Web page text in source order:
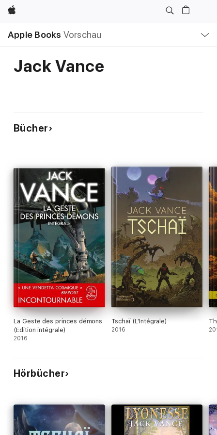
Apple
Apple Books Vorschau
Navigation
Menü
öffnen
Jack Vance
Bücher
La Geste des princes démons
(Edition intégrale)
2016
Tschaï (L'Intégrale)
2016
Hörbücher